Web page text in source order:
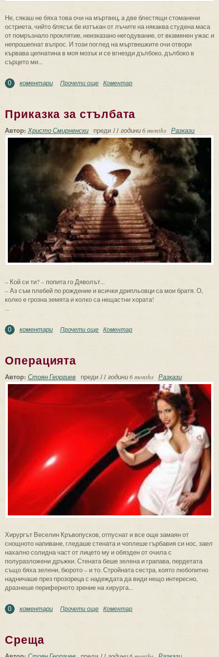
Не, сякаш не бяха това очи на мъртвец, а две блестящи стоманени
остриета, чийто блясък бе изтъкан от лъчите на някаква студена маса
от помръзнало проклятие, неизказано негодувание, от вкаменен ужас и
непрошепнат въпрос. И този поглед на мъртвешките очи отвори
кървава цепнатина в моя мозък и се вгнезди дълбоко, дълбоко в
сърцето ми...
0 коментари Прочети още about Очи
Коментар
Приказка за стълбата
Автор: Христо Смирненски преди 11 години 6 months Разкази
– Кой си ти? – попита го Дяволът...
– Аз съм плебей по рождение и всички дрипльовци са мои братя. О,
колко е грозна земята и колко са нещастни хората!
...
0 коментари Прочети още about Приказка за стълбата
Коментар
Операцията
Автор: Стоян Георгиев преди 11 години 6 months Разкази
Хирургът Веселин Кръвопусков, отпуснат и все още замаян от
снощното напиване, гледаше стената и чоплеше гърбавия си нос, заел
нахално солидна част от лицето му и обязден от очила с
полуразложени дръжки. Стената беше зелена и грапава, пердетата
също бяха зелени, бюрото – и то. Стройната сестра, която любопитно
надничаше през прозореца с надеждата да види нещо интересно,
дразнеше периферното зрение на хирурга...
0 коментари Прочети още about Операцията
Коментар
Среща